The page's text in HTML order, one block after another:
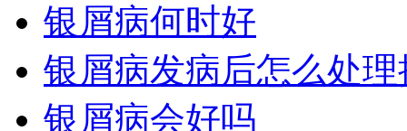
银屑病何时好
银屑病发病后怎么处理
银屑病会好吗